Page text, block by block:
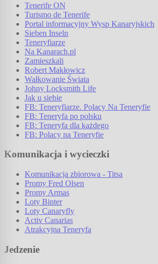
Tenerife ON
Turismo de Tenerife
Portal informacyjny Wysp Kanaryjskich
Sieben Inseln
Teneryfiarze
Na Kanarach.pl
Zamieszkali
Robert Makłowicz
Wałkowanie Świata
Johny Locksmith Life
Jak u siebie
FB: Teneryfiarze. Polacy Na Teneryfie
FB: Teneryfa po polsku
FB: Teneryfa dla każdego
FB: Polacy na Teneryfie
Komunikacja i wycieczki
Komunikacja zbiorowa - Titsa
Promy Fred Olsen
Promy Armas
Loty Binter
Loty Canaryfly
Activ Canarias
Atrakcyjna Teneryfa
Jedzenie